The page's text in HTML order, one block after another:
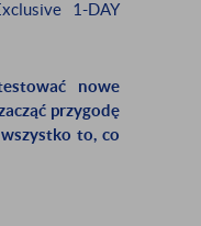
1-DAY
nowe
przygodę
to, co